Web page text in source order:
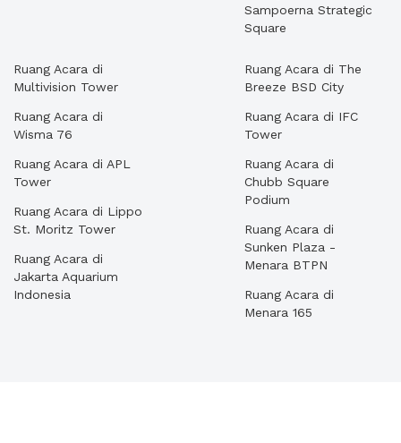
Sampoerna Strategic
Square
Ruang Acara di
Multivision Tower
Ruang Acara di
Wisma 76
Ruang Acara di APL
Tower
Ruang Acara di Lippo
St. Moritz Tower
Ruang Acara di
Jakarta Aquarium
Indonesia
Ruang Acara di The
Breeze BSD City
Ruang Acara di IFC
Tower
Ruang Acara di
Chubb Square
Podium
Ruang Acara di
Sunken Plaza -
Menara BTPN
Ruang Acara di
Menara 165